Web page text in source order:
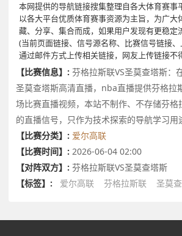
本网提供的导航链接搜集整理自各大体育赛事
以各大平台优质体育赛事资源为主旨，为广大
藏、分享、集合而成，如果用户发现有更稳定
(当前页面链接、信号源名称、比赛信号链接、
通过邮件方式上传相关链接，网友上传链接不
【比赛信息】: 芬格拉斯联VS圣莫查塔斯：
圣莫查塔斯高清直播，nba直播提供芬格拉
场比赛直播视频，本站不制作、不存储芬格
的直播信号，只作为技术探索的导航学习用
【比赛分类】: 爱尔高联
【比赛时间】: 2026-06-04 02:00
【对阵双方】: 芬格拉斯联VS圣莫查塔斯
【标签】:
爱尔高联 芬格拉斯联 圣莫